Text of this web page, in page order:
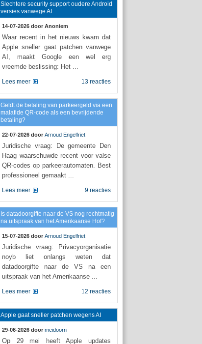
Slechtere security support oudere Android
versies vanwege AI
14-07-2026 door Anoniem
Waar recent in het nieuws kwam dat
Apple sneller gaat patchen vanwege
AI, maakt Google een wel erg
vreemde beslissing: Het ...
13 reacties
Lees meer
Geldt de betaling van parkeergeld via een
malafide QR-code als een bevrijdende
betaling?
22-07-2026 door Arnoud Engelfriet
Juridische vraag: De gemeente Den
Haag waarschuwde recent voor valse
QR-codes op parkeerautomaten. Best
professioneel gemaakt ...
9 reacties
Lees meer
Is datadoorgifte naar de VS nog rechtmatig
na uitspraak van het Amerikaanse Hof?
15-07-2026 door Arnoud Engelfriet
Juridische vraag: Privacyorganisatie
noyb liet onlangs weten dat
datadoorgifte naar de VS na een
uitspraak van het Amerikaanse ...
12 reacties
Lees meer
Apple gaat sneller patchen wegens AI
29-06-2026 door meidoorn
Op 29 mei heeft Apple updates